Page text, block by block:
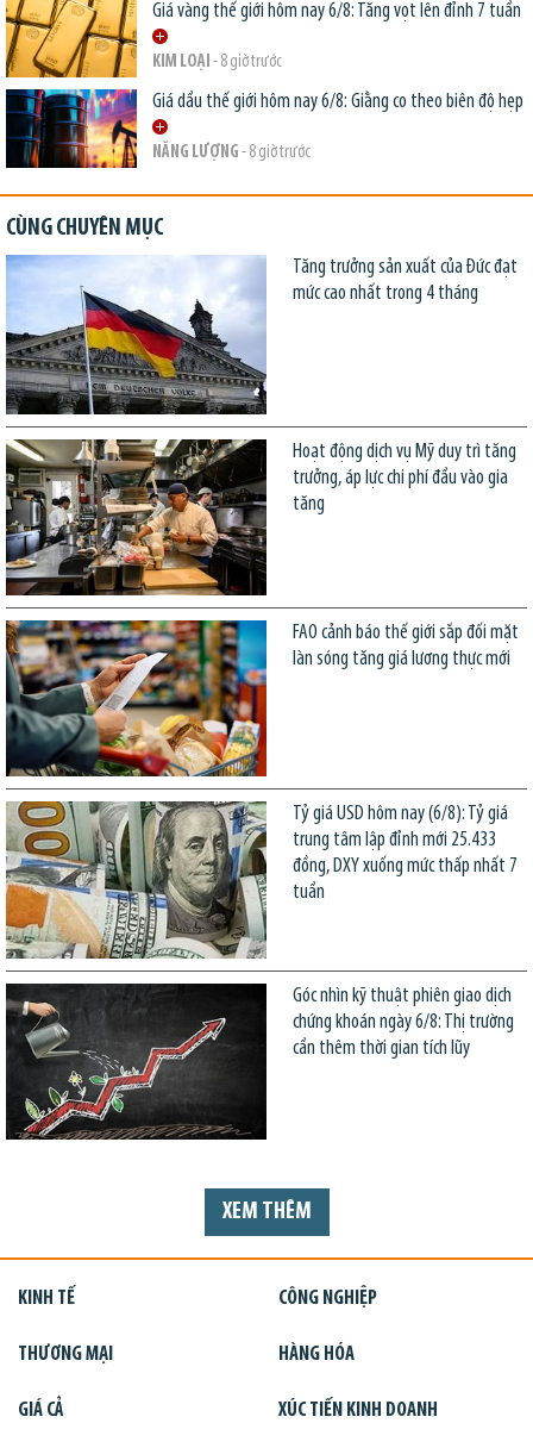
Giá vàng thế giới hôm nay 6/8: Tăng vọt lên đỉnh 7 tuần
KIM LOẠI - 8 giờ trước
Giá dầu thế giới hôm nay 6/8: Giằng co theo biên độ hẹp
NĂNG LƯỢNG - 8 giờ trước
CÙNG CHUYÊN MỤC
Tăng trưởng sản xuất của Đức đạt
mức cao nhất trong 4 tháng
Hoạt động dịch vụ Mỹ duy trì tăng
trưởng, áp lực chi phí đầu vào gia
tăng
FAO cảnh báo thế giới sắp đối mặt
làn sóng tăng giá lương thực mới
Tỷ giá USD hôm nay (6/8): Tỷ giá
trung tâm lập đỉnh mới 25.433
đồng, DXY xuống mức thấp nhất 7
tuần
Góc nhìn kỹ thuật phiên giao dịch
chứng khoán ngày 6/8: Thị trường
cần thêm thời gian tích lũy
XEM THÊM
KINH TẾ CÔNG NGHIỆP
THƯƠNG MẠI HÀNG HÓA
GIÁ CẢ XÚC TIẾN KINH DOANH